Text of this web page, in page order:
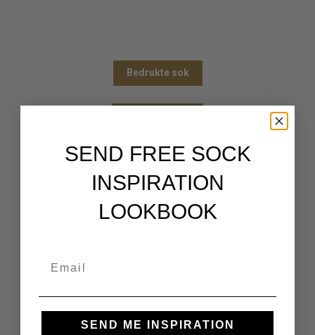
Bedrukte sok
We hebben al 7.863 tevreden klanten geholpen met custom sokken.
SEND FREE SOCK
INSPIRATION
LOOKBOOK
SEND ME INSPIRATION